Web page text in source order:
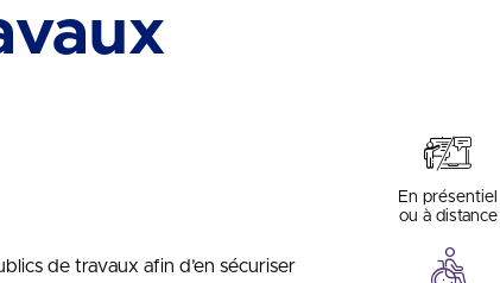
de travaux afin d’en sécuriser
En présentiel
ou à distance